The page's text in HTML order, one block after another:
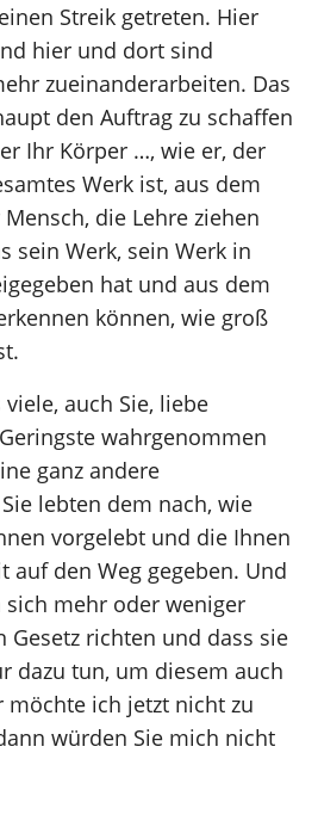
Streik getreten. Hier
hier und dort sind
zueinanderarbeiten. Das
den Auftrag zu schaffen
Ihr Körper …, wie er, der
Werk ist, aus dem
die Lehre ziehen
sein Werk, sein Werk in
hat und aus dem
können, wie groß
auch Sie, liebe
wahrgenommen
ganz andere
lebten dem nach, wie
vorgelebt und die Ihnen
auf den Weg gegeben. Und
sich mehr oder weniger
Gesetz richten und dass sie
dazu tun, um diesem auch
möchte ich jetzt nicht zu
würden Sie mich nicht